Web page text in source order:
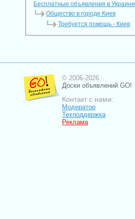
Бесплатные объявления в Украине
Общество в городе Киев
Требуется помощь - Киев
© 2006-2026
Доски объявлений GO!
Контакт с нами:
Модератор
Техподдержка
Реклама